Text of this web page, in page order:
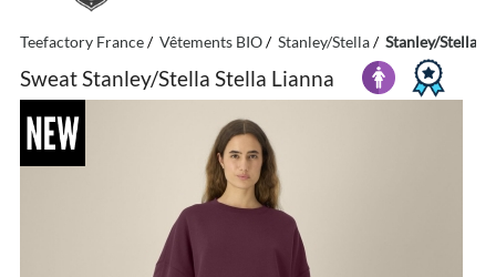
Teefactory France Vêtements BIO Stanley/Stella Stanley/Stella
Sweat Stanley/Stella Stella Lianna